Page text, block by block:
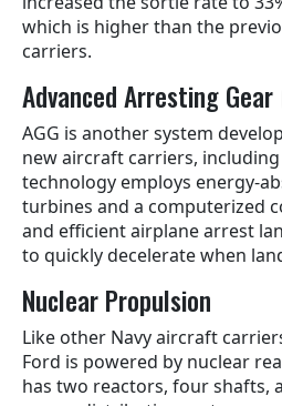
which is higher than the
carriers.
Advanced Arresting Gear
AGG is another system
new aircraft carriers, including
technology employs energy-
turbines and a computerized
and efficient airplane arrest
to quickly decelerate when
Nuclear Propulsion
Like other Navy aircraft
Ford is powered by nuclear
has two reactors, four shafts,